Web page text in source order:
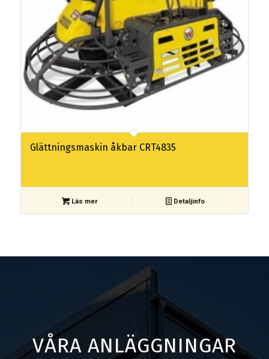
Glättningsmaskin åkbar CRT4835
Läs mer Detaljinfo
VÅRA ANLÄGGNINGAR